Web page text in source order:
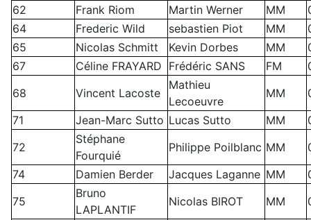
62 Frank Riom Martin Werner MM
64
Frederic Wild sebastien Piot MM
65
Nicolas Schmitt Kevin Dorbes MM
67
Céline FRAYARD Frédéric SANS FM
68
Vincent Lacoste
Mathieu
Lecoeuvre
MM
71
Jean-Marc Sutto Lucas Sutto MM
72
Stéphane
Fourquié
Philippe Poilblanc MM
74
Damien Berder Jacques Laganne MM
75
Bruno
LAPLANTIF
Nicolas BIROT MM